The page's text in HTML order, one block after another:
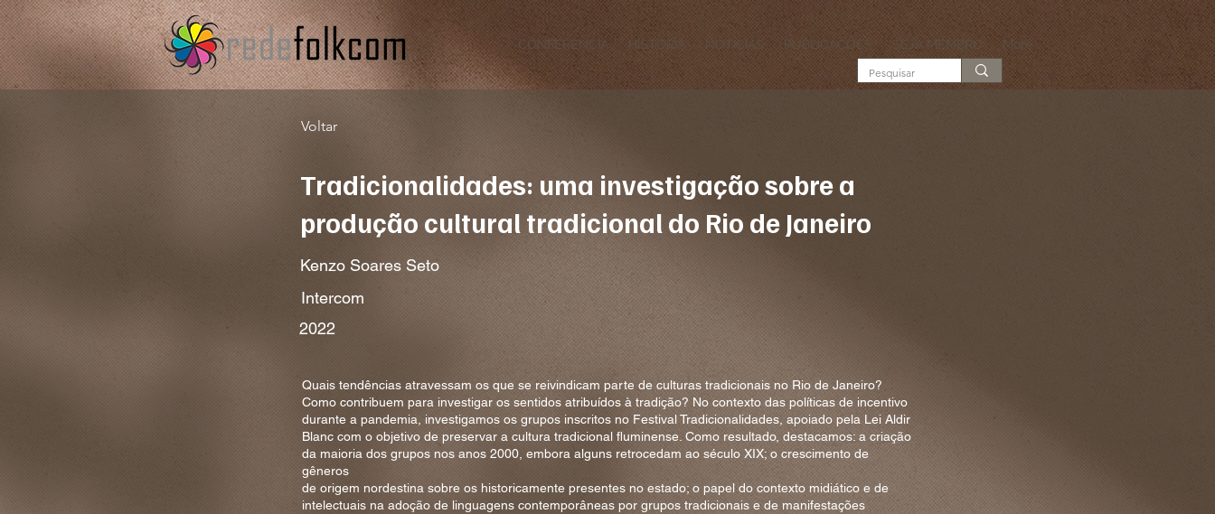
CONFERÊNCIA HISTÓRIA NOTÍCIAS PUBLICAÇÕES SEJA MEMBRO More...
Voltar
Tradicionalidades: uma investigação sobre a
produção cultural tradicional do Rio de Janeiro
Kenzo Soares Seto
Intercom
2022
Quais tendências atravessam os que se reivindicam parte de culturas tradicionais no Rio de Janeiro?
Como contribuem para investigar os sentidos atribuídos à tradição? No contexto das políticas de incentivo
durante a pandemia, investigamos os grupos inscritos no Festival Tradicionalidades, apoiado pela Lei Aldir
Blanc com o objetivo de preservar a cultura tradicional fluminense. Como resultado, destacamos: a criação
da maioria dos grupos nos anos 2000, embora alguns retrocedam ao século XIX; o crescimento de
gêneros
de origem nordestina sobre os historicamente presentes no estado; o papel do contexto midiático e de
intelectuais na adoção de linguagens contemporâneas por grupos tradicionais e de manifestações